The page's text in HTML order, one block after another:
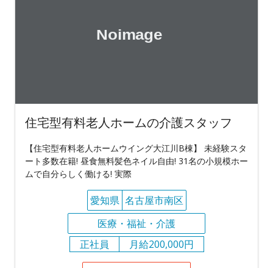
住宅型有料老人ホームの介護スタッフ
【住宅型有料老人ホームウイング大江川B棟】 未経験スタ
ート多数在籍! 昼食無料髪色ネイル自由! 31名の小規模ホー
ムで自分らしく働ける! 実際
愛知県 名古屋市南区
医療・福祉・介護
正社員
月給200,000円